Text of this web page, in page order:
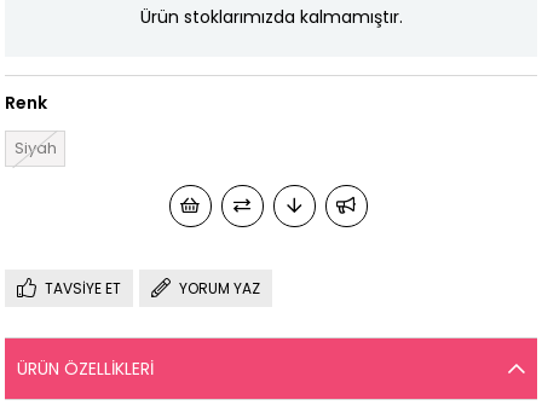
Ürün stoklarımızda kalmamıştır.
Renk
Siyah
TAVSIYE ET YORUM YAZ
ÜRÜN ÖZELLIKLERI